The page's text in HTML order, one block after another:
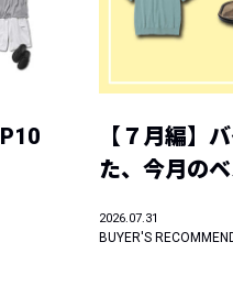
【７月編】
た、今月の
2026.07.31
BUYER'S